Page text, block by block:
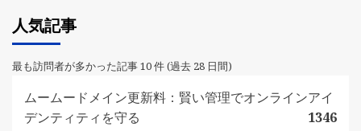
人気記事
最も訪問者が多かった記事 10 件 (過去 28 日間)
ムームードメイン更新料：賢い管理でオンラインアイ
デンティティを守る
1346